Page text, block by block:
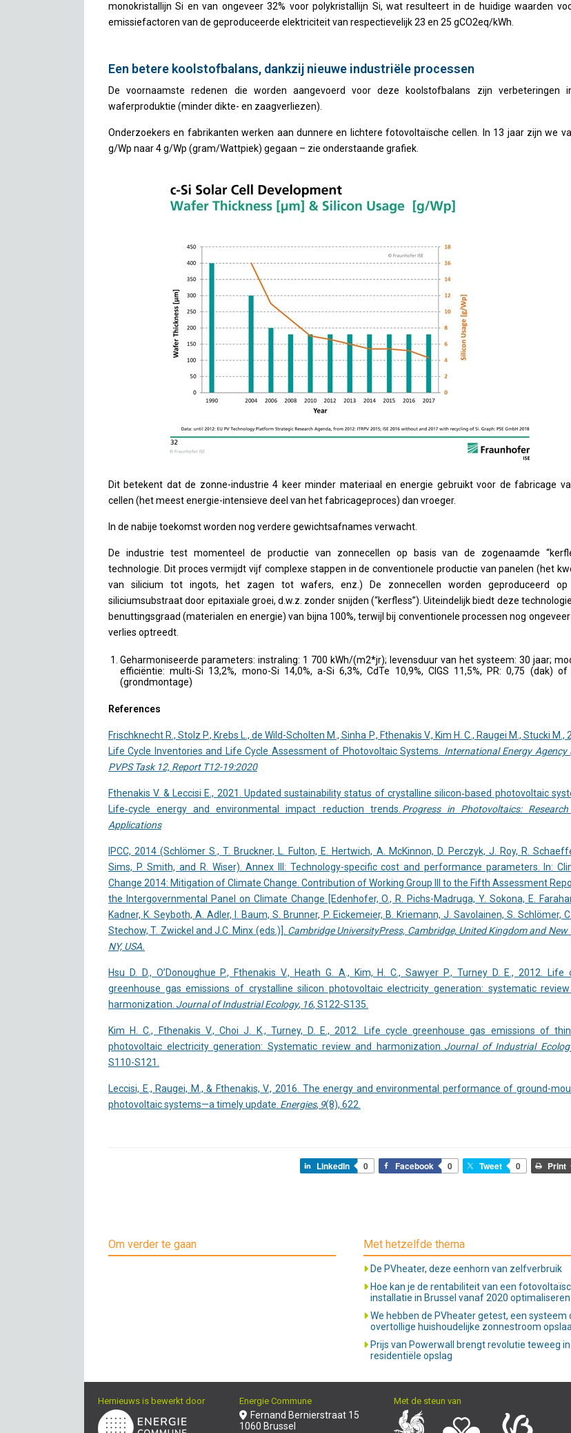
monokristallijn Si en van ongeveer 32% voor polykristallijn Si, wat resulteert in de huidige waarden
emissiefactoren van de geproduceerde elektriciteit van respectievelijk 23 en 25 gCO2eq/kWh.
Een betere koolstofbalans, dankzij nieuwe industriële processen
De voornaamste redenen die worden aangevoerd voor deze koolstofbalans zijn verbeteringen
waferproduktie (minder dikte- en zaagverliezen).
Onderzoekers en fabrikanten werken aan dunnere en lichtere fotovoltaïsche cellen. In 13 jaar zijn we
g/Wp naar 4 g/Wp (gram/Wattpiek) gegaan – zie onderstaande grafiek.
Dit betekent dat de zonne-industrie 4 keer minder materiaal en energie gebruikt voor de fabricage
cellen (het meest energie-intensieve deel van het fabricageproces) dan vroeger.
In de nabije toekomst worden nog verdere gewichtsafnames verwacht.
De industrie test momenteel de productie van zonnecellen op basis van de zogenaamde
technologie. Dit proces vermijdt vijf complexe stappen in de conventionele productie van panelen (het
van silicium tot ingots, het zagen tot wafers, enz.) De zonnecellen worden geproduceerd op
siliciumsubstraat door epitaxiale groei, d.w.z. zonder snijden (“kerfless”). Uiteindelijk biedt deze
benuttingsgraad (materialen en energie) van bijna 100%, terwijl bij conventionele processen nog ongeveer
verlies optreedt.
Geharmoniseerde parameters: instraling: 1 700 kWh/(m2*jr); levensduur van het systeem: 30 jaar;
efficiëntie: multi-Si 13,2%, mono-Si 14,0%, a-Si 6,3%, CdTe 10,9%, CIGS 11,5%, PR: 0,75 (dak) of
(grondmontage)
References
Frischknecht R., Stolz P., Krebs L., de Wild-Scholten M., Sinha P., Fthenakis V., Kim H. C., Raugei M., Stucki M.,
Life Cycle Inventories and Life Cycle Assessment of Photovoltaic Systems. International Energy Agency
PVPS Task 12, Report T12-19:2020
Fthenakis V. & Leccisi E., 2021. Updated sustainability status of crystalline silicon‐based photovoltaic
Life‐cycle energy and environmental impact reduction trends. Progress in Photovoltaics:
Applications
IPCC, 2014 (Schlömer S., T. Bruckner, L. Fulton, E. Hertwich, A. McKinnon, D. Perczyk, J. Roy, R.
Sims, P. Smith, and R. Wiser). Annex III: Technology-specific cost and performance parameters. In:
Change 2014: Mitigation of Climate Change. Contribution of Working Group III to the Fifth Assessment
the Intergovernmental Panel on Climate Change [Edenhofer, O., R. Pichs-Madruga, Y. Sokona, E.
Kadner, K. Seyboth, A. Adler, I. Baum, S. Brunner, P. Eickemeier, B. Kriemann, J. Savolainen, S. Schlömer,
Stechow, T. Zwickel and J.C. Minx (eds.)]. Cambridge UniversityPress, Cambridge, United Kingdom and New
NY, USA.
Hsu D. D., O’Donoughue P., Fthenakis V., Heath G. A., Kim, H. C., Sawyer P., Turney D. E., 2012. Life
greenhouse gas emissions of crystalline silicon photovoltaic electricity generation: systematic
harmonization. Journal of Industrial Ecology, 16, S122-S135.
Kim H. C., Fthenakis V., Choi J. K., Turney, D. E., 2012. Life cycle greenhouse gas emissions of
photovoltaic electricity generation: Systematic review and harmonization. Journal of Industrial
S110-S121.
Leccisi, E., Raugei, M., & Fthenakis, V., 2016. The energy and environmental performance of ground-
photovoltaic systems—a timely update. Energies, 9(8), 622.
LinkedIn 0 Facebook 0 Tweet 0 Print
Om verder te gaan Met hetzelfde thema
De PVheater, deze eenhorn van zelfverbruik
Hoe kan je de rentabiliteit van een
installatie in Brussel vanaf 2020 optimaliseren
We hebben de PVheater getest, een systeem
overtollige huishoudelijke zonnestroom
Prijs van Powerwall brengt revolutie teweeg in
residentiële opslag
Hernieuws is bewerkt door Energie Commune
Fernand Bernierstraat 15
1060 Brussel
Met de steun van